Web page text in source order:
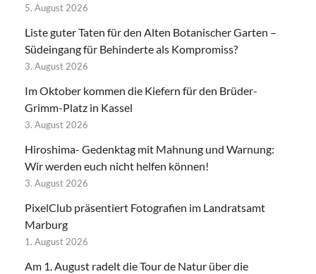
5. August 2026
Liste guter Taten für den Alten Botanischer Garten –
Südeingang für Behinderte als Kompromiss?
3. August 2026
Im Oktober kommen die Kiefern für den Brüder-
Grimm-Platz in Kassel
3. August 2026
Hiroshima- Gedenktag mit Mahnung und Warnung:
Wir werden euch nicht helfen können!
3. August 2026
PixelClub präsentiert Fotografien im Landratsamt
Marburg
1. August 2026
Am 1. August radelt die Tour de Natur über die